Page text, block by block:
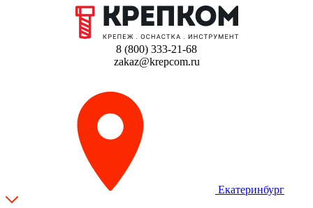
8 (800) 333-21-68
zakaz@krepcom.ru
Екатеринбург